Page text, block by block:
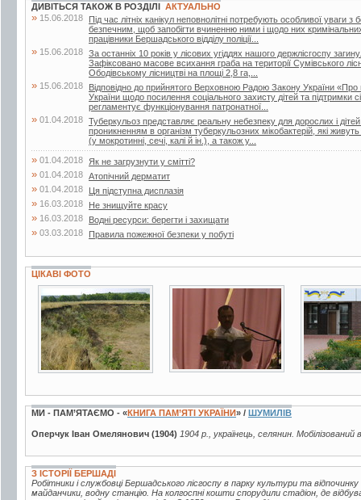
ДИВІТЬСЯ ТАКОЖ В РОЗДІЛІ АКТУАЛЬНО
» 15.06.2018
Під час літніх канікул неповнолітні потребують особливої уваги
безпечним, щоб запобігти вчиненню ними і щодо них
працівники Бершадського відділу поліції...
» 15.06.2018 За останніх 10 років у лісових угіддях нашого держлісгоспу
Зафіксовано масове всихання граба на території Сумівського
Ободівському лісництві на площі 2,8 га,...
» 15.06.2018
Відповідно до прийнятого Верховною Радою Закону України «Про
України щодо посилення соціального захисту дітей та підтримки
регламентує функціонування патронатної...
» 01.04.2018 Туберкульоз представляє реальну небезпеку для дорослих і
проникненням в організм туберкульозних мікобактерій, які
(у мокротинні, сечі, калі й ін.), а також у...
» 01.04.2018 Як не загрузнути у смітті?
» 01.04.2018 Атопічний дерматит
» 01.04.2018 Ця підступна дисплазія
» 16.03.2018 Не знищуйте красу
» 16.03.2018 Водні ресурси: берегти і захищати
» 03.03.2018 Правила пожежної безпеки у побуті
ЦІКАВІ ФОТО
14 фото 13 фото
МИ - ПАМ’ЯТАЄМО - «КНИГА ПАМ’ЯТІ УКРАЇНИ» / ШУМИЛІВ
Оперчук Іван Омелянович (1904) 1904 р., українець, селянин.
З ІСТОРІЇ БЕРШАДІ
Робітники і службовці Бершадського лісгоспу в парку культури та
майданчики, водну станцію. На колгоспні кошти спорудили стадіон, де